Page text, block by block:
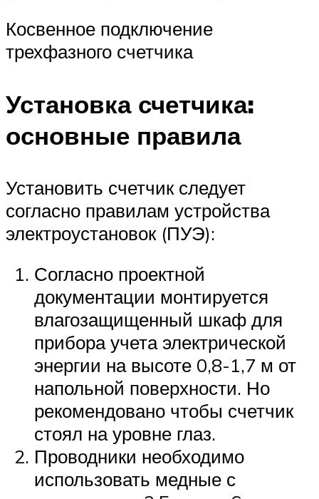
Косвенное подключение
трехфазного счетчика
Установка счетчика:
основные правила
Установить счетчик следует
согласно правилам устройства
электроустановок (ПУЭ):
Согласно проектной
документации монтируется
влагозащищенный шкаф для
прибора учета электрической
энергии на высоте 0,8-1,7 м от
напольной поверхности. Но
рекомендовано чтобы счетчик
стоял на уровне глаз.
Проводники необходимо
использовать медные с